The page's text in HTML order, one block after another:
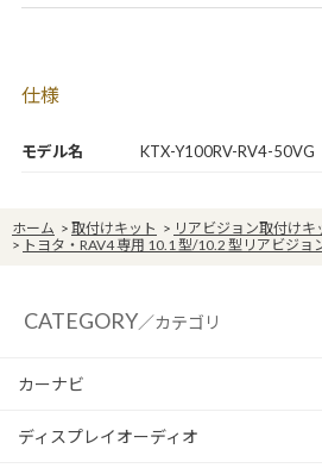
モデル名 KTX-Y100RV-RV4-50VG
仕様
ホーム > 取付けキット > リアビジョン取付けキ
> トヨタ・RAV4 専用 10.1 型/10.2 型リアビジョ
CATEGORY／カテゴリ
カーナビ
ディスプレイオーディオ